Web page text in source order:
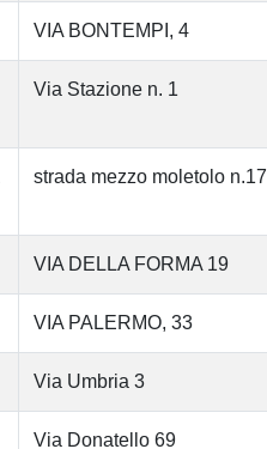
VIA BONTEMPI, 4
Via Stazione n. 1
strada mezzo moletolo n.17
VIA DELLA FORMA 19
VIA PALERMO, 33
Via Umbria 3
Via Donatello 69